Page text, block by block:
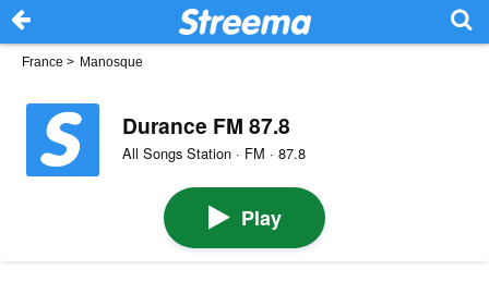
France > Manosque
Durance FM 87.8
All Songs Station · FM · 87.8
Play